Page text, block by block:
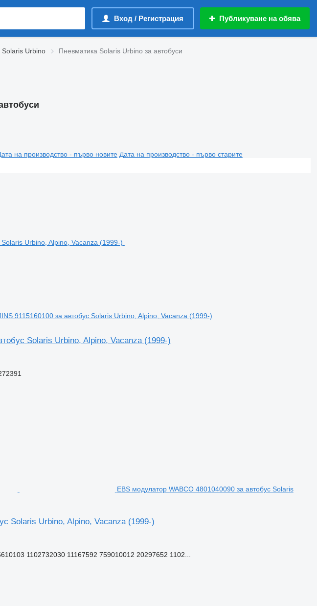
Вход / Регистрация Публикуване на обява
Solaris Urbino Пневматика Solaris Urbino за автобуси
на производство - първо новите Дата на производство - първо старите
9115160100 за автобус Solaris Urbino, Alpino, Vacanza (1999-)
Solaris Urbino, Alpino, Vacanza (1999-)
EBS модулатор WABCO 4801040090 за автобус Solaris
Solaris Urbino, Alpino, Vacanza (1999-)
1102732030 11167592 759010012 20297652 1102...